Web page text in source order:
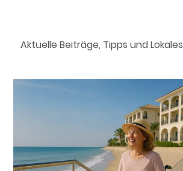
Aktuelle Beiträge, Tipps und Lokales